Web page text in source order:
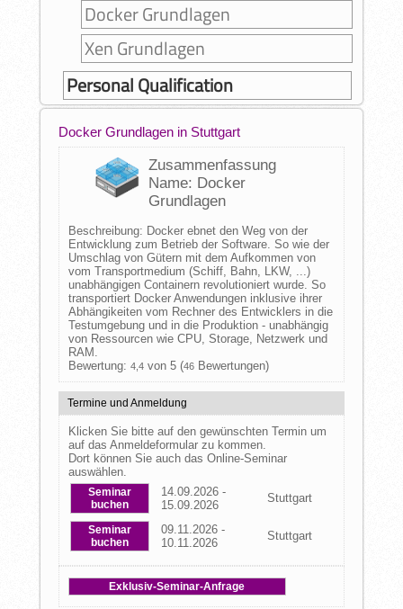
Docker Grundlagen
Xen Grundlagen
Personal Qualification
Docker Grundlagen in Stuttgart
Zusammenfassung
Name: Docker
Grundlagen
Beschreibung: Docker ebnet den Weg von der
Entwicklung zum Betrieb der Software. So wie der
Umschlag von Gütern mit dem Aufkommen von
vom Transportmedium (Schiff, Bahn, LKW, ...)
unabhängigen Containern revolutioniert wurde. So
transportiert Docker Anwendungen inklusive ihrer
Abhängikeiten vom Rechner des Entwicklers in die
Testumgebung und in die Produktion - unabhängig
von Ressourcen wie CPU, Storage, Netzwerk und
RAM.
Bewertung: 4,4von 5 (46Bewertungen)
Termine und Anmeldung
Klicken Sie bitte auf den gewünschten Termin um
auf das Anmeldeformular zu kommen.
Dort können Sie auch das Online-Seminar
auswählen.
Seminar
buchen
14.09.2026 -
15.09.2026
Stuttgart
Seminar
buchen
09.11.2026 -
10.11.2026
Stuttgart
Exklusiv-Seminar-Anfrage